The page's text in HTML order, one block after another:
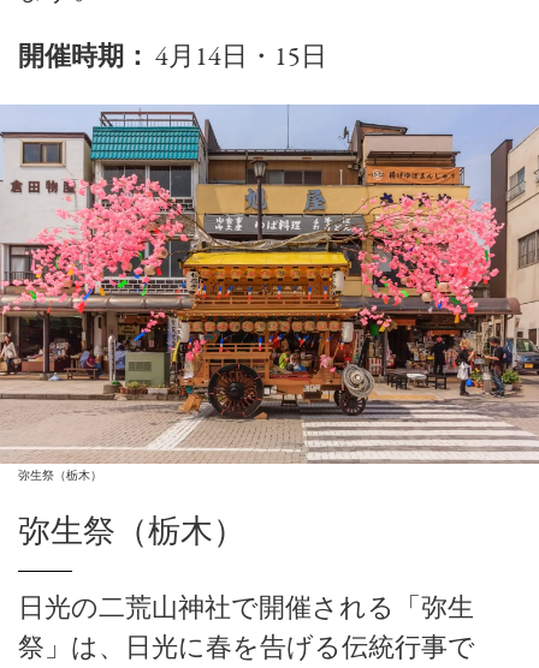
開催時期： 4月14日・15日
弥生祭（栃木）
弥生祭（栃木）
日光の二荒山神社で開催される「弥生
祭」は、日光に春を告げる伝統行事で